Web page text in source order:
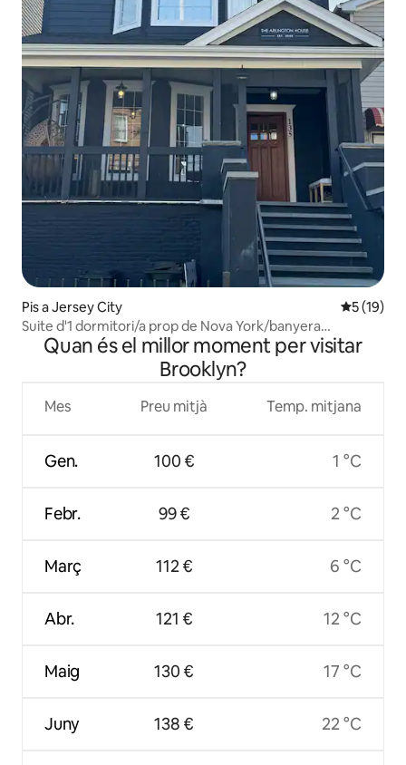
Pis a Jersey City 5 de
5 (19)
Suite d'1 dormitori/a prop de Nova York/banyera
d'hidromassatge/privada/pati
Quan és el millor moment per visitar
Brooklyn?
Mes
Gen.
Febr.
Març
Abr.
Maig
Juny
Preu mitjà
100 €
99 €
112 €
121 €
130 €
138 €
Temp. mitjana
1 °C
2 °C
6 °C
12 °C
17 °C
22 °C